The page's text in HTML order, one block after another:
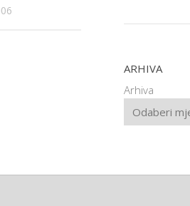
ARHIVA
Arhiva